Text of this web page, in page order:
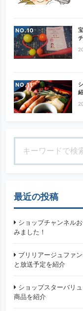
NO.
NO.
最近の投稿
ショップチャンネル
みました！
ブリリアージュファ
と放送予定を紹介
ショップスターバリ
商品を紹介